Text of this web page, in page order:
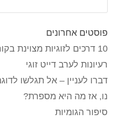
פוסטים אחרונים
10 דרכים לזוגיות מצוינת בקורונה (חלק ב')
רעיונות לערב דייט זוגי
דברו לעניין – אל תגלשו
נו, אז מה היא מספרת?
סיפור הגומיות